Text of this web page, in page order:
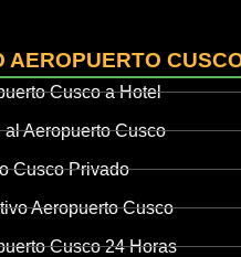
AEROPUERTO
Cusco a Hotel
Aeropuerto Cusco
Cusco Privado
Aeropuerto Cusco
Cusco 24 Horas